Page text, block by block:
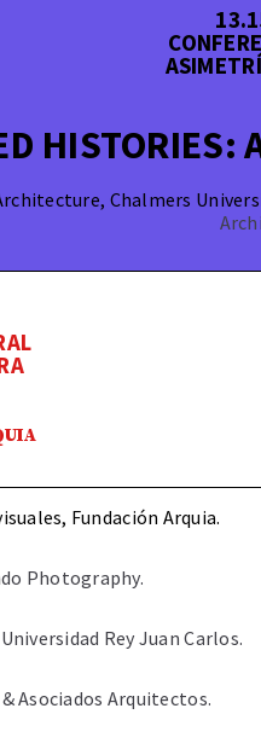
HISTORIES:
Chalmers
Fundación Arquia.
Photography.
Rey Juan Carlos.
Asociados Arquitectos.